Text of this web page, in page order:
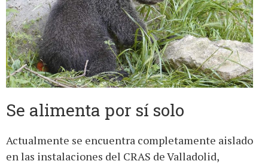
Se alimenta por sí solo
Actualmente se encuentra completamente aislado
en las instalaciones del CRAS de Valladolid,